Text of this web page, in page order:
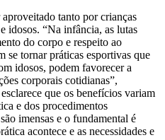
tanto por crianças
idosos. “Na infância, as lutas
do corpo e respeito ao
se tornar práticas esportivas que
idosos, podem favorecer a
corporais cotidianas”,
que os benefícios variam
e dos procedimentos
imensas e o fundamental é
acontece e as necessidades e